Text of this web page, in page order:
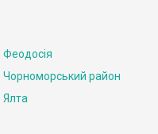
Феодосія
Чорноморський район
Ялта